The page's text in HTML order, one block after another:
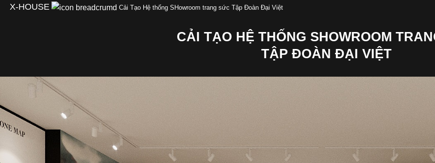
SkipX-HOUSE Cải Tạo Hệ thống SHowroom trang sức Tập Đoàn Đại Việt
CẢI TẠO HỆ THỐNG SHOWROOM
TẬP ĐOÀN ĐẠI VIỆT